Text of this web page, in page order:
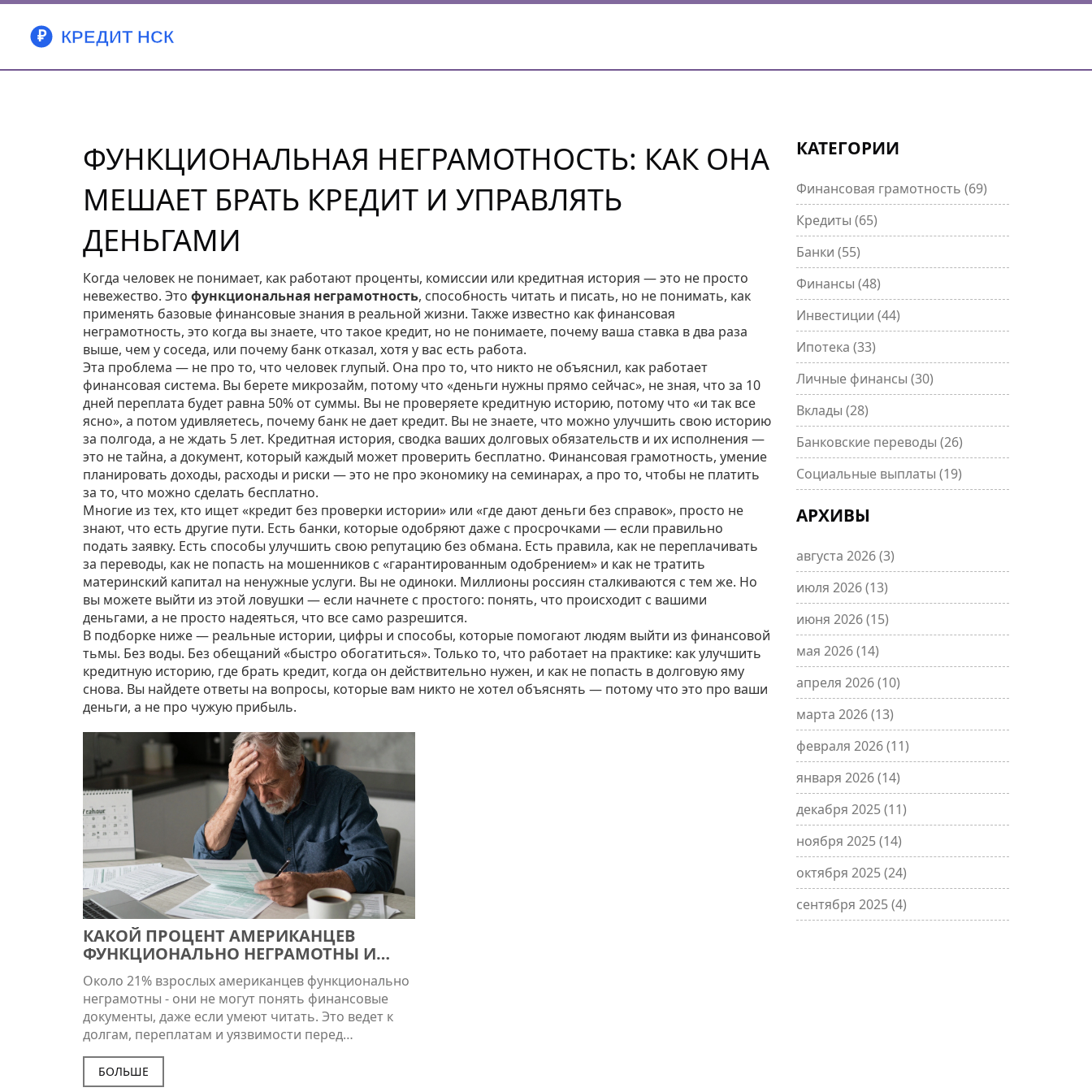
ФУНКЦИОНАЛЬНАЯ НЕГРАМОТНОСТЬ: КАК ОНА
МЕШАЕТ БРАТЬ КРЕДИТ И УПРАВЛЯТЬ
ДЕНЬГАМИ
Когда человек не понимает, как работают проценты, комиссии или кредитная история — это не просто
невежество. Это функциональная неграмотность, способность читать и писать, но не понимать, как
применять базовые финансовые знания в реальной жизни. Также известно какфинансовая
неграмотность, это когда вы знаете, что такое кредит, но не понимаете, почему ваша ставка в два раза
выше, чем у соседа, или почему банк отказал, хотя у вас есть работа.
Эта проблема — не про то, что человек глупый. Она про то, что никто не объяснил, как работает
финансовая система. Вы берете микрозайм, потому что «деньги нужны прямо сейчас», не зная, что за 10
дней переплата будет равна 50% от суммы. Вы не проверяете кредитную историю, потому что «и так все
ясно», а потом удивляетесь, почему банк не дает кредит. Вы не знаете, что можно улучшить свою историю
за полгода, а не ждать 5 лет. Кредитная история, сводка ваших долговых обязательств и их исполнения —
это не тайна, а документ, который каждый может проверить бесплатно. Финансовая грамотность, умение
планировать доходы, расходы и риски — это не про экономику на семинарах, а про то, чтобы не платить
за то, что можно сделать бесплатно.
Многие из тех, кто ищет «кредит без проверки истории» или «где дают деньги без справок», просто не
знают, что есть другие пути. Есть банки, которые одобряют даже с просрочками — если правильно
подать заявку. Есть способы улучшить свою репутацию без обмана. Есть правила, как не переплачивать
за переводы, как не попасть на мошенников с «гарантированным одобрением» и как не тратить
материнский капитал на ненужные услуги. Вы не одиноки. Миллионы россиян сталкиваются с тем же. Но
вы можете выйти из этой ловушки — если начнете с простого: понять, что происходит с вашими
деньгами, а не просто надеяться, что все само разрешится.
В подборке ниже — реальные истории, цифры и способы, которые помогают людям выйти из финансовой
тьмы. Без воды. Без обещаний «быстро обогатиться». Только то, что работает на практике: как улучшить
кредитную историю, где брать кредит, когда он действительно нужен, и как не попасть в долговую яму
снова. Вы найдете ответы на вопросы, которые вам никто не хотел объяснять — потому что это про ваши
деньги, а не про чужую прибыль.
КАКОЙ ПРОЦЕНТ АМЕРИКАНЦЕВ
ФУНКЦИОНАЛЬНО НЕГРАМОТНЫ И
ПОЧЕМУ ЭТО ВАЖНО ДЛЯ
ФИНАНСОВОЙ ГРАМОТНОСТИ
Около 21% взрослых американцев функционально
неграмотны - они не могут понять финансовые
документы, даже если умеют читать. Это ведет к
долгам, переплатам и уязвимости перед
мошенниками. Учиться читать деньги - не
роскошь, а необходимость.
БОЛЬШЕ
КАТЕГОРИИ
Финансовая грамотность (69)
Кредиты (65)
Банки (55)
Финансы (48)
Инвестиции (44)
Ипотека (33)
Личные финансы (30)
Вклады (28)
Банковские переводы (26)
Социальные выплаты (19)
АРХИВЫ
августа 2026(3)
июля 2026(13)
июня 2026(15)
мая 2026(14)
апреля 2026(10)
марта 2026(13)
февраля 2026(11)
января 2026(14)
декабря 2025(11)
ноября 2025(14)
октября 2025(24)
сентября 2025(4)